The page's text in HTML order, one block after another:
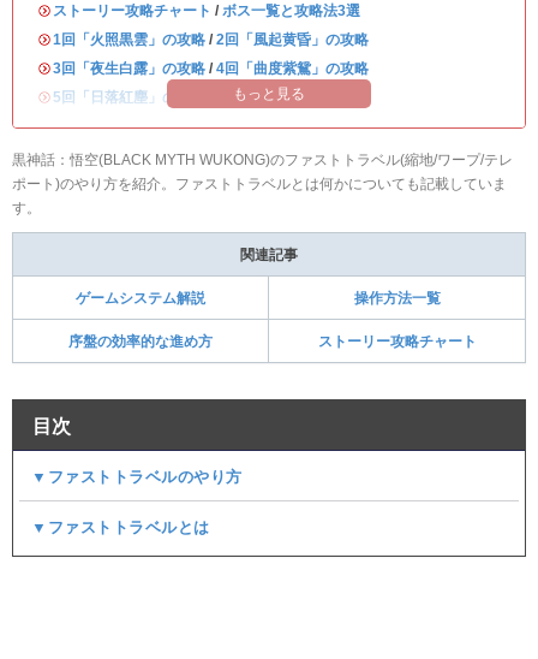
・ ストーリー攻略チャート / ボス一覧と攻略法3選
・1回「火照黒雲」の攻略 / 2回「風起黄昏」の攻略
・3回「夜生白露」の攻略 / 4回「曲度紫鴛」の攻略
・ 5回「日落紅塵」の攻略 6回「未竟」の攻略
もっと見る
黒神話：悟空(BLACK MYTH WUKONG)のファストトラベル(縮地/ワープ/テレ
ポート)のやり方を紹介。ファストトラベルとは何かについても記載していま
す。
関連記事
ゲームシステム解説 操作方法一覧
序盤の効率的な進め方 ストーリー攻略チャート
目次
▼ファストトラベルのやり方
▼ファストトラベルとは